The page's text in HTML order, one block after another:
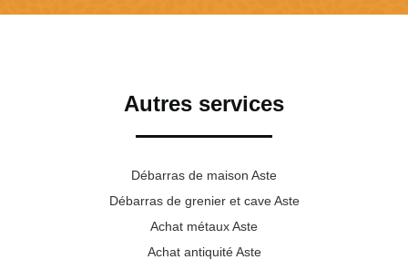
Autres services
Débarras de maison Aste
Débarras de grenier et cave Aste
Achat métaux Aste
Achat antiquité Aste